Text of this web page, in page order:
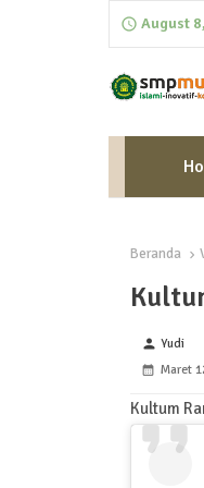
August
Beranda
person Yudi
Maret
Kultum